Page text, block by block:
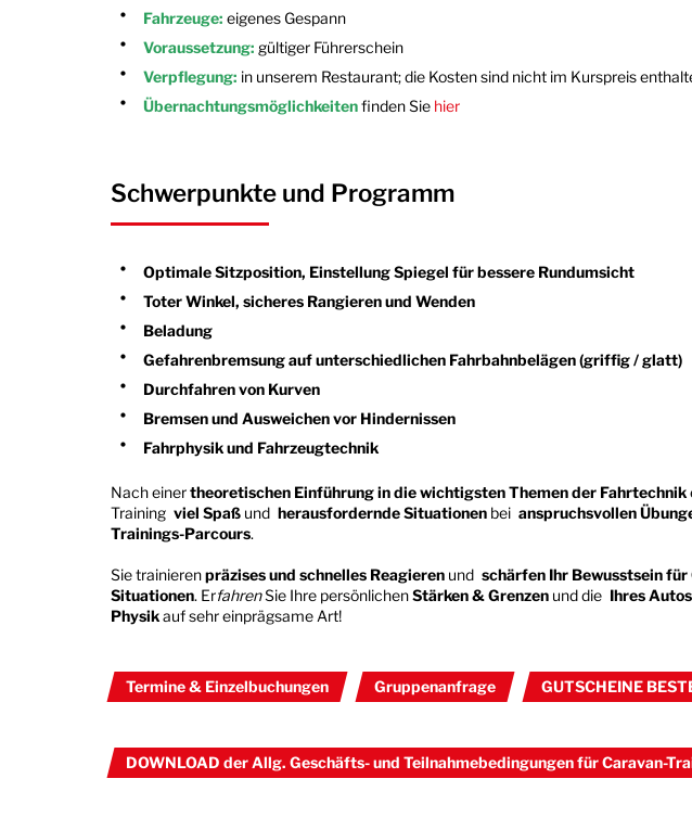
Fahrzeuge: eigenes Gespann
Voraussetzung: gültiger Führerschein
Verpflegung: in unserem Restaurant; die Kosten sind nicht im Kurspreis
Übernachtungsmöglichkeitenfinden Sie hier
Schwerpunkte und Programm
Optimale Sitzposition, Einstellung Spiegel für bessere Rundumsicht
Toter Winkel, sicheres Rangieren und Wenden
Beladung
Gefahrenbremsung auf unterschiedlichen Fahrbahnbelägen (griffig / glatt)
Durchfahren von Kurven
Bremsen und Ausweichen vor Hindernissen
Fahrphysik und Fahrzeugtechnik
Nach einertheoretischen Einführung in die wichtigsten Themen der Fahrtechnik
Training viel Spaß und herausfordernde Situationen bei anspruchsvollen
Trainings-Parcours.
Sie trainierenpräzises und schnelles Reagieren und schärfen Ihr Bewusstsein für
Situationen. ErfahrenSie Ihre persönlichenStärken & Grenzen und die Ihres Autos
Physikauf sehr einprägsame Art!
Termine & Einzelbuchungen Gruppenanfrage GUTSCHEINE
DOWNLOAD der Allg. Geschäfts- und Teilnahmebedingungen für Caravan-